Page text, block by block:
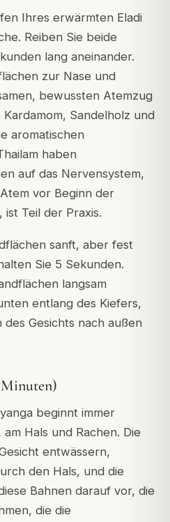
Ihres erwärmten Eladi
Reiben Sie beide
lang aneinander.
zur Nase und
bewussten Atemzug
Kardamom, Sandelholz und
aromatischen
haben
auf das Nervensystem,
vor Beginn der
ist Teil der Praxis.
sanft, aber fest
Sie 5 Sekunden.
langsam
entlang des Kiefers,
des Gesichts nach außen
beginnt immer
Hals und Rachen. Die
entwässern,
den Hals, und die
Bahnen darauf vor, die
die die